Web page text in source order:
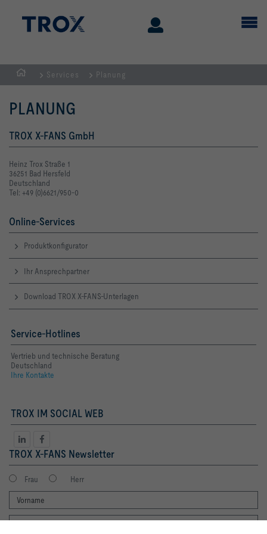
Home
Services Planung
PLANUNG
TROX X-FANS GmbH
Heinz Trox Straße 1
36251 Bad Hersfeld
Deutschland
Tel: +49 (0)6621/950-0
Online-Services
Produktkonfigurator
Ihr Ansprechpartner
Download TROX X-FANS-Unterlagen
Service-Hotlines
Vertrieb und technische Beratung
Deutschland
Ihre Kontakte
TROX IM SOCIAL WEB
TROX X-FANS Newsletter
Frau Herr